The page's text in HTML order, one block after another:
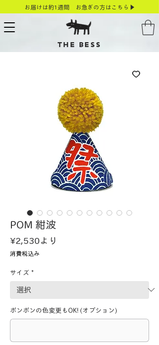
お届けは約1週間 お急ぎの方はこちら▶
THE BESS
POM 紺波
¥2,530 より
消費税込み
サイズ *
ポンポンの色変更もOK! (オプション)